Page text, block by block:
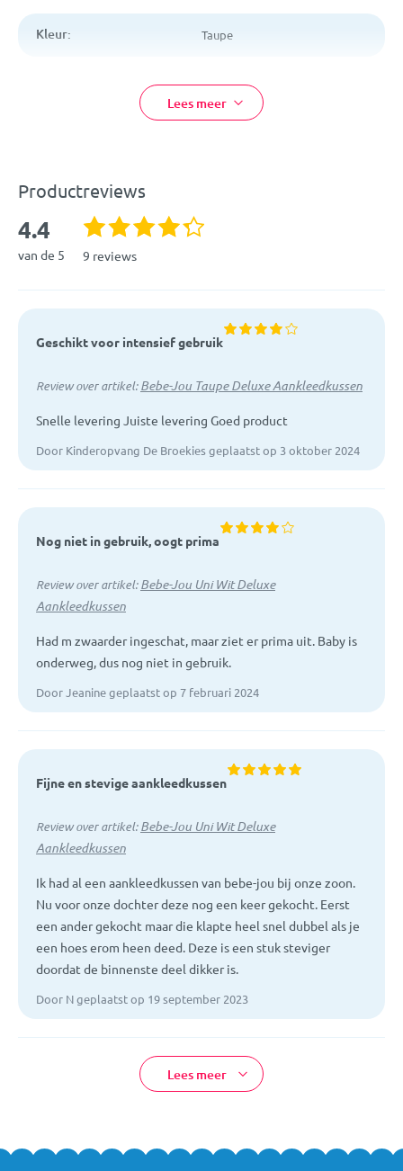
Afmetingen: 72 x 44 cm
Kleur: Taupe
Comfortschuim, polyester,
Artikelcode: 480005
Lees meer
Productreviews
4.4
van de 5 9 reviews
Geschikt voor intensief gebruik
Review over artikel:Bebe-Jou Taupe Deluxe Aankleedkussen
Snelle levering Juiste levering Goed product
Door Kinderopvang De Broekies geplaatst op 3 oktober 2024
Nog niet in gebruik, oogt prima
Review over artikel:Bebe-Jou Uni Wit Deluxe
Aankleedkussen
Had m zwaarder ingeschat, maar ziet er prima uit. Baby is
onderweg, dus nog niet in gebruik.
Door Jeanine geplaatst op 7 februari 2024
Fijne en stevige aankleedkussen
Review over artikel:Bebe-Jou Uni Wit Deluxe
Aankleedkussen
Ik had al een aankleedkussen van bebe-jou bij onze zoon.
Nu voor onze dochter deze nog een keer gekocht. Eerst
een ander gekocht maar die klapte heel snel dubbel als je
een hoes erom heen deed. Deze is een stuk steviger
doordat de binnenste deel dikker is.
Door N geplaatst op 19 september 2023
Lees meer